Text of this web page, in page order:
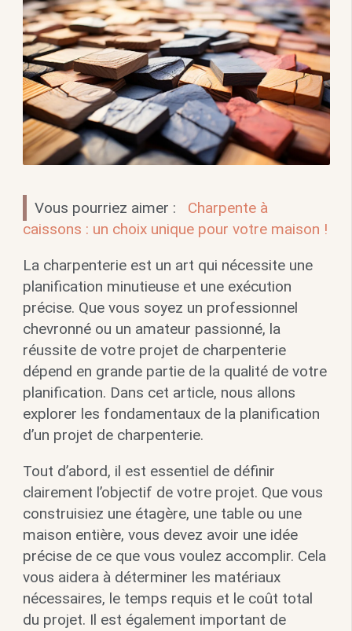
Vous pourriez aimer :
Charpente à
caissons : un choix unique pour votre maison !
La charpenterie est un art qui nécessite une
planification minutieuse et une exécution
précise. Que vous soyez un professionnel
chevronné ou un amateur passionné, la
réussite de votre projet de charpenterie
dépend en grande partie de la qualité de votre
planification. Dans cet article, nous allons
explorer les fondamentaux de la planification
d’un projet de charpenterie.
Tout d’abord, il est essentiel de définir
clairement l’objectif de votre projet. Que vous
construisiez une étagère, une table ou une
maison entière, vous devez avoir une idée
précise de ce que vous voulez accomplir. Cela
vous aidera à déterminer les matériaux
nécessaires, le temps requis et le coût total
du projet. Il est également important de